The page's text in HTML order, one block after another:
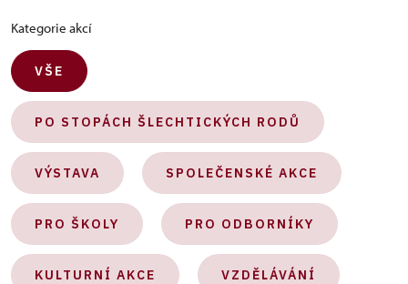
Kategorie akcí
VŠE
PO STOPÁCH ŠLECHTICKÝCH RODŮ
VÝSTAVA SPOLEČENSKÉ AKCE
PRO ŠKOLY PRO ODBORNÍKY
KULTURNÍ AKCE VZDĚLÁVÁNÍ